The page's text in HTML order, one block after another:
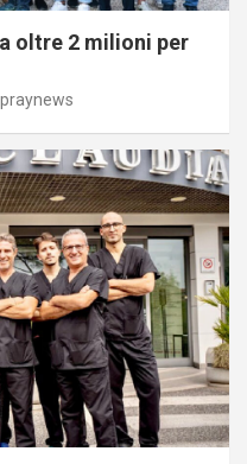
oltre 2 milioni per